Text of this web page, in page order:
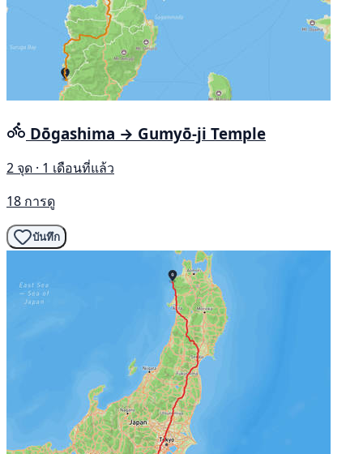
Dōgashima → Gumyō-ji Temple
2 จุด · 1 เดือนที่แล้ว
18 การดู
บันทึก